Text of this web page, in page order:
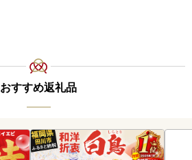
おすすめ返礼品